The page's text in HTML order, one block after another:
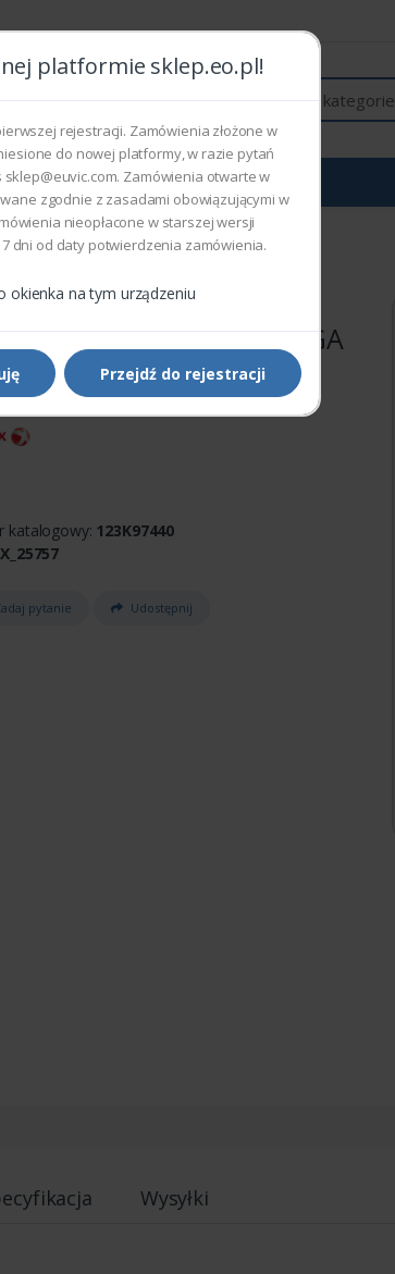
Wszystkie kategorie
platformie sklep.eo.pl!
rejestracji. Zamówienia złożone w
do nowej platformy, w razie pytań
Zamówienia otwarte w
zgodnie z zasadami obowiązującymi w
nieopłacone w starszej wersji
dni od daty potwierdzenia zamówienia.
okienka na tym urządzeniu
Przejdź do rejestracji
123K97440 - 8.4 ST SVGA LCD
drukarek i kopiarek
123K97440 - 8.4 ST SVGA
katalogowy: 123K97440
X_25757
pytanie Udostępnij
Wysyłki